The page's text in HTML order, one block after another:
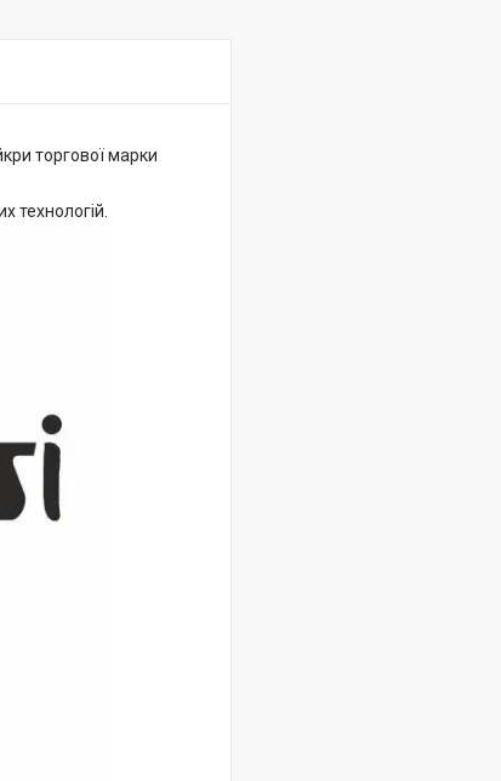
торгової марки
технологій.